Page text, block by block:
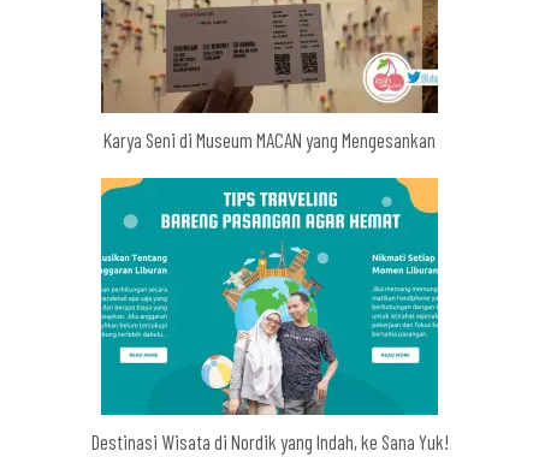
Karya Seni di Museum MACAN yang Mengesankan
Destinasi Wisata di Nordik yang Indah, ke Sana Yuk!